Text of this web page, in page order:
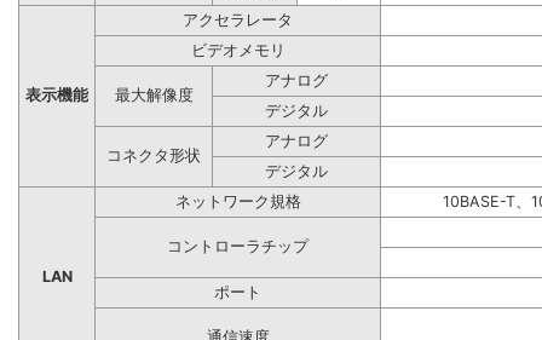
表示機能
アクセラレータ
ビデオメモリ
最大解像度
アナログ
デジタル
コネクタ形状
アナログ
デジタル
LAN
ネットワーク規格 10BASE-T、
コントローラチップ
ポート